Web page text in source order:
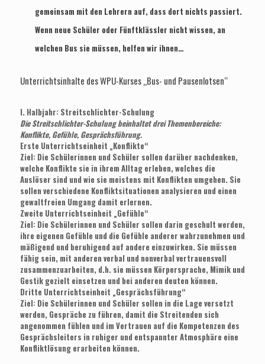
gemeinsam mit den Lehrern auf, dass dort nichts passiert.
Wenn neue Schüler oder Fünftklässler nicht wissen, an
welchen Bus sie müssen, helfen wir ihnen…
Unterrichtsinhalte des WPU-Kurses „Bus- und Pausenlotsen“
I. Halbjahr: Streitschlichter-Schulung
Die Streitschlichter-Schulung beinhaltet drei Themenbereiche:
Konflikte, Gefühle, Gesprächsführung.
Erste Unterrichtseinheit „Konflikte“
Ziel: Die Schülerinnen und Schüler sollen darüber nachdenken,
welche Konflikte sie in ihrem Alltag erleben, welches die
Auslöser sind und wie sie meistens mit Konflikten umgehen. Sie
sollen verschiedene Konfliktsituationen analysieren und einen
gewaltfreien Umgang damit erlernen.
Zweite Unterrichtseinheit „Gefühle“
Ziel: Die Schülerinnen und Schüler sollen darin geschult werden,
ihre eigenen Gefühle und die Gefühle anderer wahrzunehmen und
mäßigend und beruhigend auf andere einzuwirken. Sie müssen
fähig sein, mit anderen verbal und nonverbal vertrauensvoll
zusammenzuarbeiten, d.h. sie müssen Körpersprache, Mimik und
Gestik gezielt einsetzen und bei anderen deuten können.
Dritte Unterrichtseinheit „Gesprächsführung“
Ziel: Die Schülerinnen und Schüler sollen in die Lage versetzt
werden, Gespräche zu führen, damit die Streitenden sich
angenommen fühlen und im Vertrauen auf die Kompetenzen des
Gesprächsleiters in ruhiger und entspannter Atmosphäre eine
Konfliktlösung erarbeiten können.